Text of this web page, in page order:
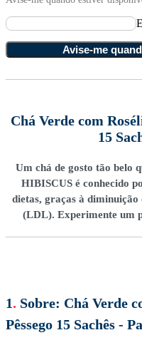
Avise-me
Chá Verde com
15
Um chá de gosto tão belo
HIBISCUS é conhecido
dietas, graças à diminuição
(LDL). Experimente um
1. Sobre: Chá Verde
Pêssego 15 Sachês -